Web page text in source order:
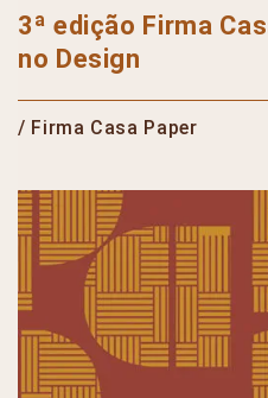
3ª edição Firma
no Design
/ Firma Casa Paper